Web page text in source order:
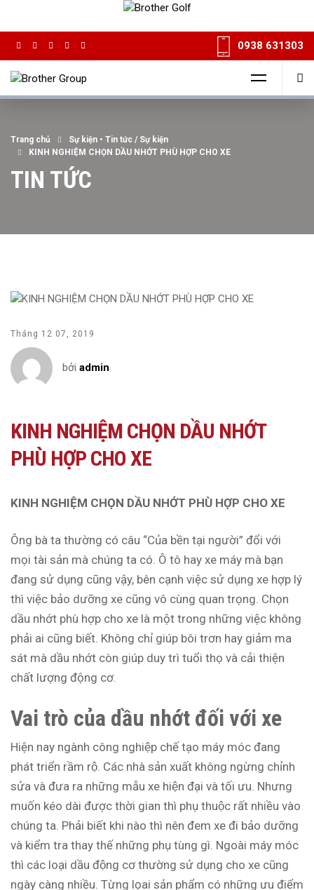
0938 631303
Trang chủ Sự kiện • Tin tức / Sự kiện
KINH NGHIỆM CHỌN DẦU NHỚT PHÙ HỢP CHO XE
TIN TỨC
Tháng 12 07, 2019
bởi admin
KINH NGHIỆM CHỌN DẦU NHỚT
PHÙ HỢP CHO XE
KINH NGHIỆM CHỌN DẦU NHỚT PHÙ HỢP CHO XE
Ông bà ta thường có câu “Của bền tại người” đổi với
mọi tài sản mà chúng ta có. Ô tô hay xe máy mà bạn
đang sử dụng cũng vậy, bên cạnh việc sử dụng xe hợp lý
thì việc bảo dưỡng xe cũng vô cùng quan trọng. Chọn
dầu nhớt phù hợp cho xe là một trong những việc không
phải ai cũng biết. Không chỉ giúp bôi trơn hay giảm ma
sát mà dầu nhớt còn giúp duy trì tuổi thọ và cải thiện
chất lượng động cơ.
Vai trò của dầu nhớt đối với xe
Hiện nay ngành công nghiệp chế tạo máy móc đang
phát triển rầm rộ. Các nhà sản xuất không ngừng chỉnh
sửa và đưa ra những mẫu xe hiện đại và tối ưu. Nhưng
muốn kéo dài được thời gian thì phụ thuộc rất nhiều vào
chúng ta. Phải biết khi nào thì nên đem xe đi bảo dưỡng
và kiểm tra thay thế những phụ tùng gì. Ngoài máy móc
thì các loại dầu động cơ thường sử dụng cho xe cũng
ngày càng nhiều. Từng lọai sản phẩm có những ưu điểm